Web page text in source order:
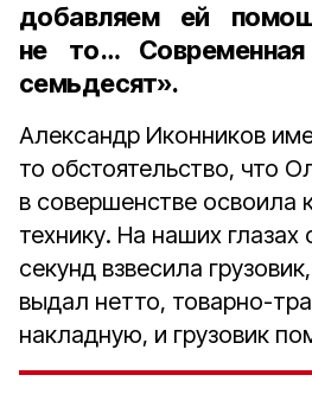
добавляем ей
не то…
семьдесят».
Александр Иконников
то обстоятельство, что
в совершенстве освоила
технику. На наших глазах
секунд взвесила
выдал нетто, товарно-
накладную, и грузовик